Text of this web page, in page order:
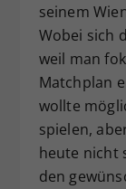
seinem
Wobei sich
weil man
Matchplan
wollte
spielen,
heute nicht
den